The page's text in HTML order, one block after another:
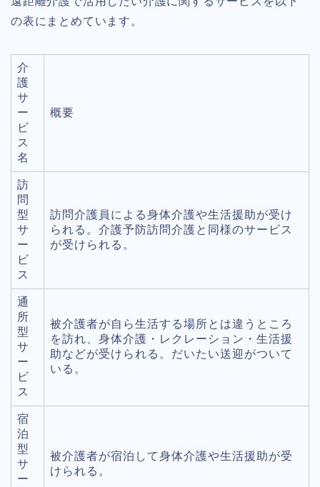
の表にまとめています。
介
護
サ
ー
ビ
ス
名
概要
訪
問
型
サ
ー
ビ
ス
訪問介護員による身体介護や生活援助が受け
られる。介護予防訪問介護と同様のサービス
が受けられる。
通
所
型
サ
ー
ビ
ス
被介護者が自ら生活する場所とは違うところ
を訪れ、身体介護・レクレーション・生活援
助などが受けられる。だいたい送迎がついて
いる。
宿
泊
型
サ
ー
被介護者が宿泊して身体介護や生活援助が受
けられる。